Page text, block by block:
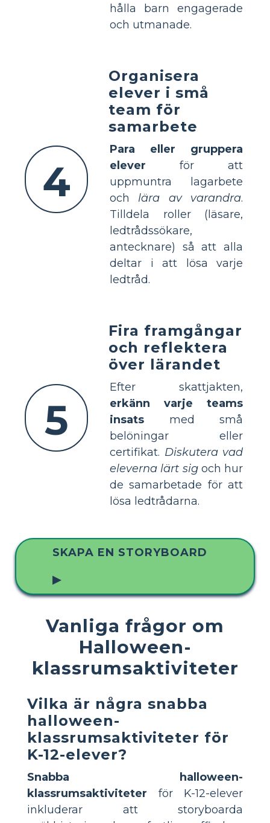
hålla barn engagerade
och utmanade.
4
Organisera
elever i små
team för
samarbete
Para eller gruppera
elever för att
uppmuntra lagarbete
och lära av varandra.
Tilldela roller (läsare,
ledtrådssökare,
antecknare) så att alla
deltar i att lösa varje
ledtråd.
5
Fira framgångar
och reflektera
över lärandet
Efter skattjakten,
erkänn varje teams
insats med små
belöningar eller
certifikat. Diskutera vad
eleverna lärt sigoch hur
de samarbetade för att
lösa ledtrådarna.
SKAPA EN STORYBOARD
▶
Vanliga frågor om
Halloween-
klassrumsaktiviteter
Vilka är några snabba
halloween-
klassrumsaktiviteter för
K-12-elever?
Snabba halloween-
klassrumsaktiviteter för K-12-elever
inkluderar att storyboarda